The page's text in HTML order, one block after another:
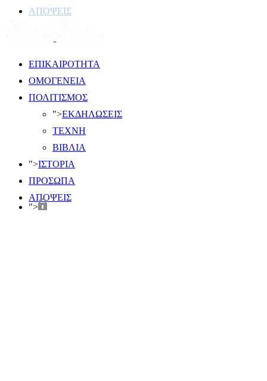
ΑΠΟΨΕΙΣ
ΕΠΙΚΑΙΡΟΤΗΤΑ
ΟΜΟΓΕΝΕΙΑ
ΠΟΛΙΤΙΣΜΟΣ
">ΕΚΔΗΛΩΣΕΙΣ
ΤΕΧΝΗ
ΒΙΒΛΙΑ
">ΙΣΤΟΡΙΑ
ΠΡΟΣΩΠΑ
ΑΠΟΨΕΙΣ
">